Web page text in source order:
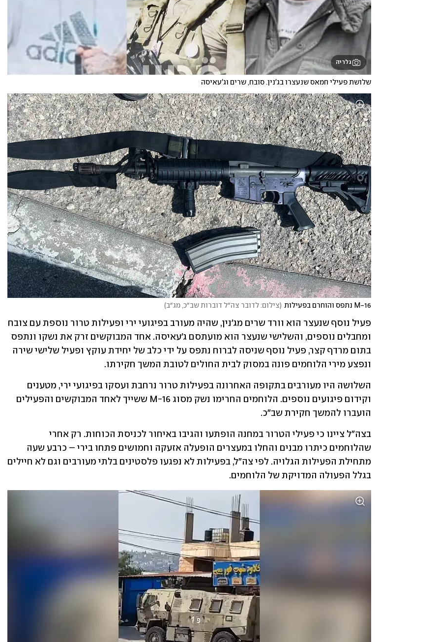
גלריה
שלושת פעילי חמאס שנעצרו בג'נין. סובח, שרים וג'עאיסה
M-16 נתפס והוחרם בפעילות (צילום: לדובר צה״ל דוברות שב״כ, מג״ב)
ונפצע מירי הלוחמים פונה במסוק לבית החולים לטובת המשך חקירתו.
הועברו להמשך חקירת שב"כ.
בגלל הפעולה המדויקת של הלוחמים.